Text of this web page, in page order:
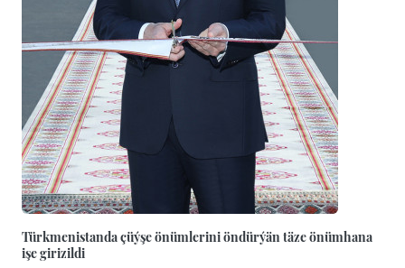
Türkmenistanda çüýşe önümlerini öndürýän täze önümhana
işe girizildi